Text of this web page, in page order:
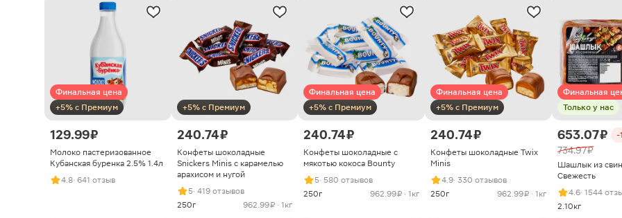
Финальная цена
+5% с Премиум
129.99 ₽
Молоко пастеризованное
Кубанская буренка 2.5% 1.4л
4.8· 641 отзыв
+5% с Премиум
240.74 ₽
Конфеты шоколадные
Snickers Minis с карамелью
арахисом и нугой
5· 419 отзывов
250г
962.99 ₽ · 1кг
Финальная цена
+5% с Премиум
240.74 ₽
Конфеты шоколадные с
мякотью кокоса Bounty
5· 580 отзывов
250г
962.99 ₽ · 1кг
Финальная цена
+5% с Премиум
240.74 ₽
Конфеты шоколадные Twix
Minis
4.9· 330 отзывов
250г
962.99 ₽ · 1кг
Финальная
Только у нас
653.07 ₽ -
734.97 ₽
Шашлык из
Свежесть
4.6· 1544
2.10кг